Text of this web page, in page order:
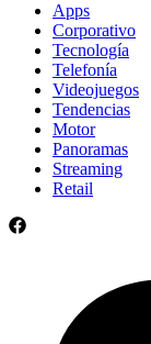
Apps
Corporativo
Tecnología
Telefonía
Videojuegos
Tendencias
Motor
Panoramas
Streaming
Retail